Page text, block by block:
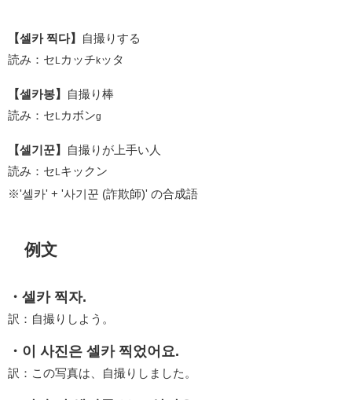
【셀카 찍다】
自撮りする
読み：セ
カッチ kッタ
【셀카봉】
自撮り棒
読み：セ
カボンg
【셀기꾼】
自撮りが上手い人
読み：セ キックン
※'셀카' + '사기꾼 (詐欺師)' の合成語
例文
・셀카 찍자.
訳：自撮りしよう。
・이 사진은 셀카 찍었어요.
訳：この写真は、自撮りしました。